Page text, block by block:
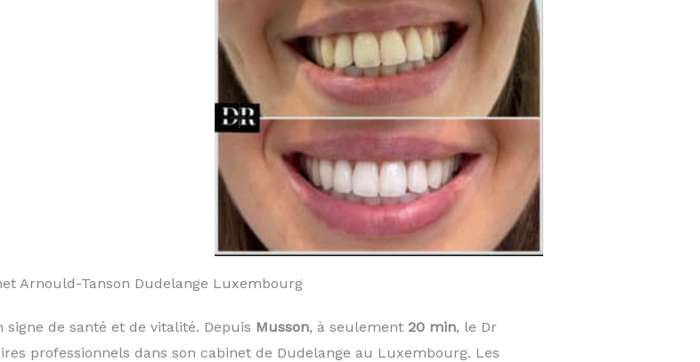
Arnould-Tanson Dudelange Luxembourg
de santé et de vitalité. Depuis Musson, à seulement 20 min, le Dr
professionnels dans son cabinet de Dudelange au Luxembourg. Les